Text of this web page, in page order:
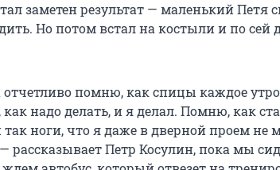
заметен результат — маленький Петя
Но потом встал на костыли и по сей
отчетливо помню, как спицы каждое
надо делать, и я делал. Помню, как
ноги, что я даже в дверной проем не
рассказывает Петр Косулин, пока мы